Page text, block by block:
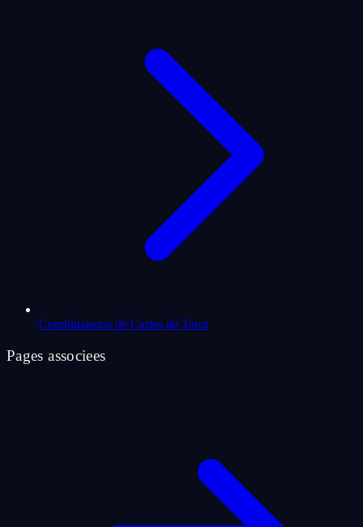
Combinaisons de Cartes de Tarot
Pages associees